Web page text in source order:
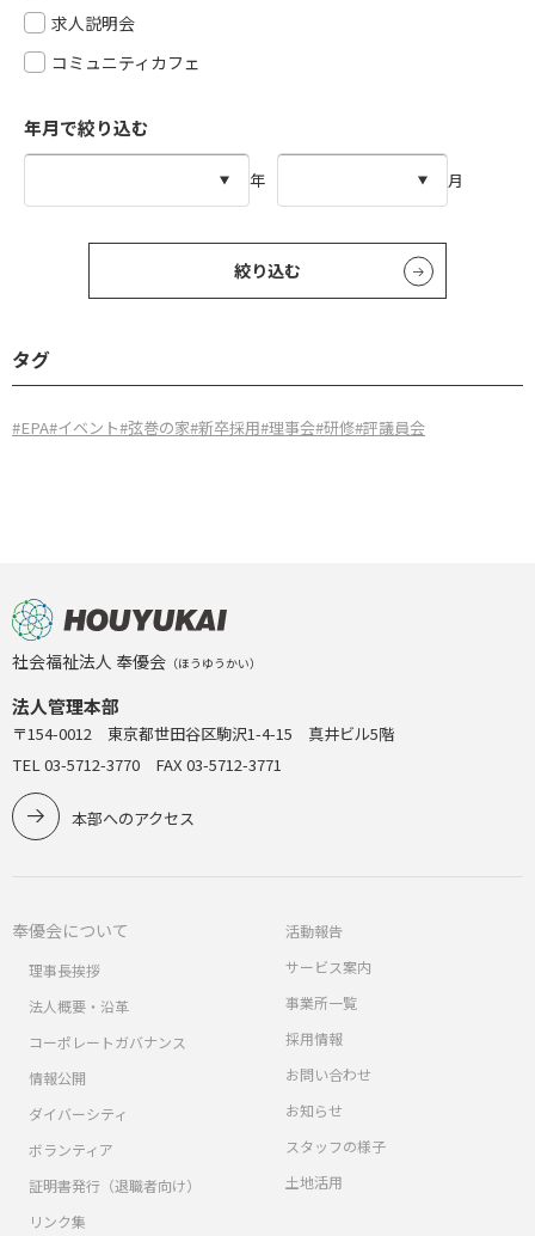
求人説明会
コミュニティカフェ
年月で絞り込む
年 月
絞り込む
タグ
#EPA#イベント#弦巻の家#新卒採用#理事会#研修#評議員会
社会福祉法人 奉優会 （ほうゆうかい）
法人管理本部
〒154-0012 東京都世田谷区駒沢1-4-15 真井ビル5階
TEL 03-5712-3770 FAX 03-5712-3771
本部へのアクセス
奉優会について
理事長挨拶
法人概要・沿革
コーポレートガバナンス
情報公開
ダイバーシティ
ボランティア
証明書発行（退職者向け）
リンク集
活動報告
サービス案内
事業所一覧
採用情報
お問い合わせ
お知らせ
スタッフの様子
土地活用